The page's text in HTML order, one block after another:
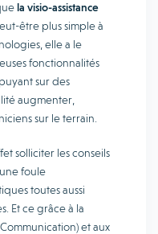
la visio-assistance
être plus simple à
elle a le
fonctionnalités
sur des
augmenter,
sur le terrain.
solliciter les conseils
foule
toutes aussi
Et ce grâce à la
et aux